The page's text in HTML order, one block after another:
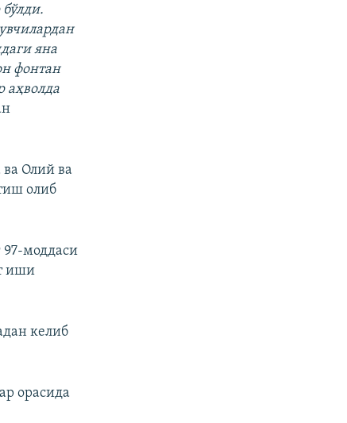
яна
фонтан
аҳволда
Олий ва
олиб
моддаси
иши
келиб
орасида